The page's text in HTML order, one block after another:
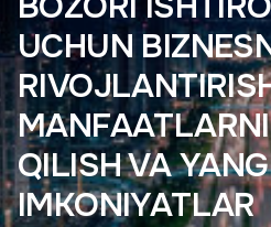
UCHUN
QILISH VA
IMKONIYATLAR